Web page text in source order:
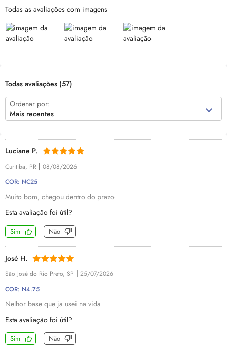
Todas as avaliações com imagens
Todas avaliações (57)
Ordenar por:
Mais recentes
Luciane P.
Curitiba, PR | 08/08/2026
COR: NC25
Muito bom, chegou dentro do prazo
Esta avaliação foi útil?
Sim Não
José H.
São José do Rio Preto, SP | 25/07/2026
COR: N4.75
Nelhor base que ja usei na vida
Esta avaliação foi útil?
Sim Não